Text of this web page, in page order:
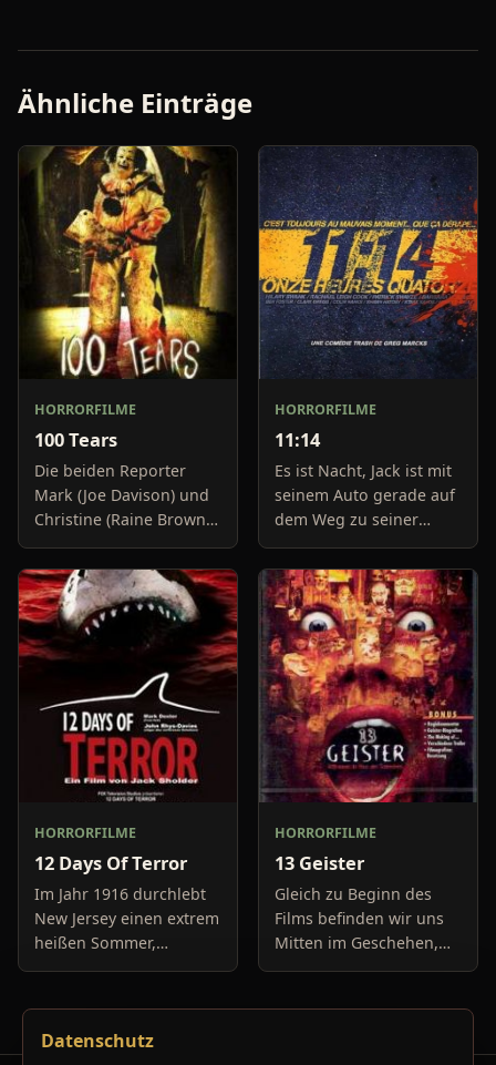
Ähnliche Einträge
HORRORFILME
100 Tears
Die beiden Reporter
Mark (Joe Davison) und
Christine (Raine Brown)
haben keine Lust mehr
auf belanglose
Boulevard-Meldungen
und befassen sich
neuerdings mit Se
HORRORFILME
11:14
Es ist Nacht, Jack ist mit
seinem Auto gerade auf
dem Weg zu seiner
Freundin, um diese
abzuholen. Die Uhr im
Auto springt auf 11:14h,
genau in dem Moment
fäll
HORRORFILME
12 Days Of Terror
Im Jahr 1916 durchlebt
New Jersey einen extrem
heißen Sommer,
während in Europa der
Bewohner eines kleinen
Küstenortes leiden sehr
HORRORFILME
13 Geister
Gleich zu Beginn des
Films befinden wir uns
Mitten im Geschehen,
eine Gruppe von Leuten
Cyrus Kriticus und
Datenschutz